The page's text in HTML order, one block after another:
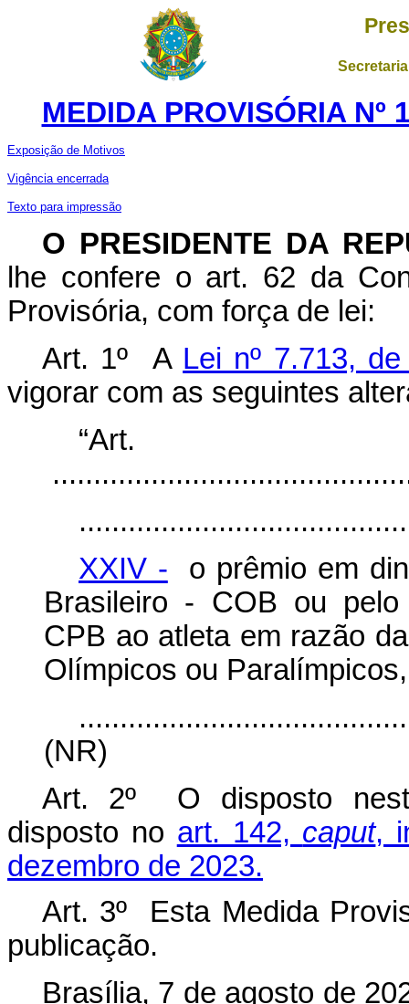
MEDIDA PROVISÓRIA Nº
Exposição de Motivos
Vigência encerrada
Texto para impressão
O PRESIDENTE DA
lhe confere o art. 62 da
Provisória, com força de lei:
Art. 1º A Lei nº 7.713,
vigorar com as seguintes
XXIV - o prêmio em
Brasileiro - COB ou
CPB ao atleta em razão
Olímpicos ou
(NR)
Art. 2º O disposto
disposto no art. 142, caput,
dezembro de 2023.
Art. 3º Esta Medida
publicação.
Brasília, 7 de agosto de